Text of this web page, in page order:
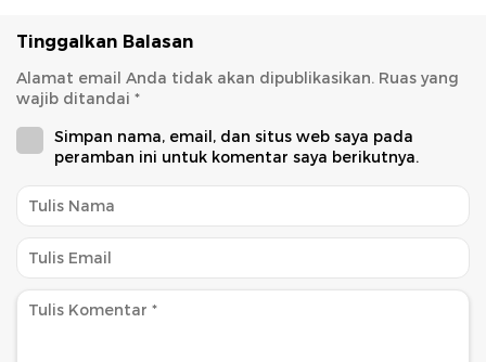
Tinggalkan Balasan
Alamat email Anda tidak akan dipublikasikan. Ruas yang
wajib ditandai *
Simpan nama, email, dan situs web saya pada
peramban ini untuk komentar saya berikutnya.